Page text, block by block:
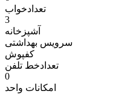
تعدادخواب
3
آشپزخانه
سرویس بهداشتی
کفپوش
تعدادخط تلفن
0
امکانات واحد